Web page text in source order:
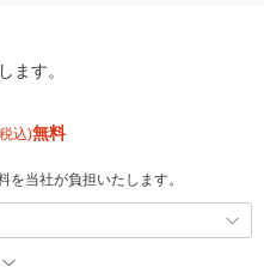
ます。
込)無料
当社が負担いたします。